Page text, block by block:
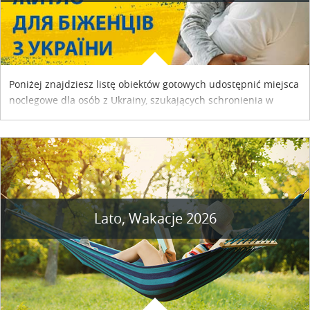
Poniżej znajdziesz listę obiektów gotowych udostępnić miejsca
noclegowe dla osób z Ukrainy, szukających schronienia w
Lato, Wakacje 2026